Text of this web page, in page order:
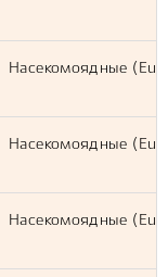
Насекомоядные
Насекомоядные
Насекомоядные